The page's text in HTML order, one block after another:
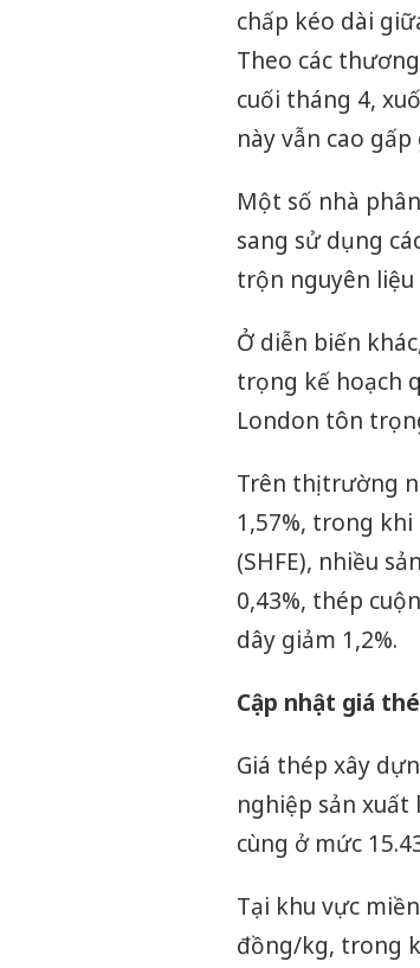
chấp kéo dài
Theo các
cuối tháng 4,
này vẫn cao
Một số nhà
sang sử dụng
trộn nguyên
Ở diễn biến
trọng kế hoạch
London tôn
Trên thị trường
1,57%, trong khi
(SHFE), nhiều
0,43%, thép
dây giảm 1,2%.
Cập nhật giá
Giá thép xây
nghiệp sản xuất
cùng ở mức
Tại khu vực
đồng/kg, trong